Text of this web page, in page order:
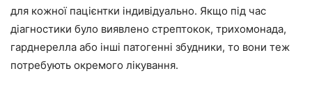
для кожної пацієнтки індивідуально. Якщо під час
діагностики було виявлено стрептокок, трихомонада,
гарднерелла або інші патогенні збудники, то вони теж
потребують окремого лікування.